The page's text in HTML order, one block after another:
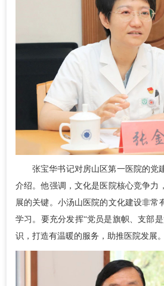
张宝华书记对房山区第一医院的党
介绍。他强调，文化是医院核心竞争力
展的关键。小汤山医院的文化建设非常
学习。要充分发挥“党员是旗帜、支部
识，打造有温暖的服务，助推医院发展。